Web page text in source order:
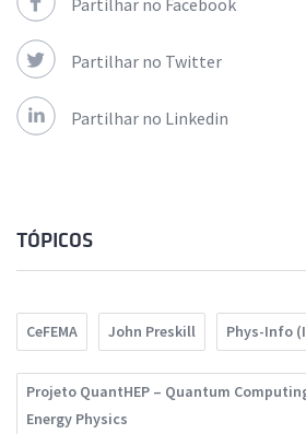
Partilhar no Facebook
Partilhar no Twitter
Partilhar no Linkedin
TÓPICOS
CeFEMA John Preskill Phys-Info
Projeto QuantHEP – Quantum
Energy Physics